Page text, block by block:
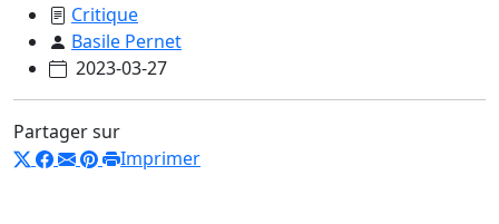
Critique
Basile Pernet
2023-03-27
Partager sur
Imprimer